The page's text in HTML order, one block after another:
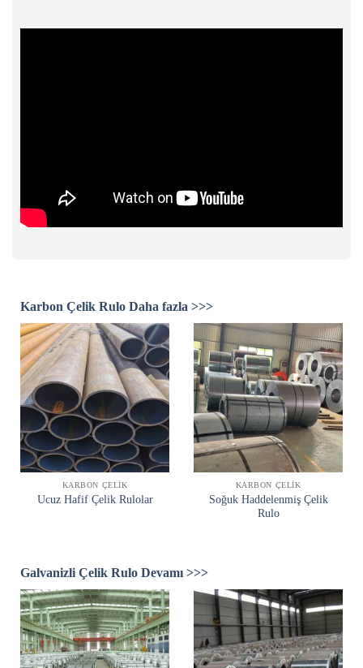
Karbon Çelik Rulo Daha fazla >>>
KARBON ÇELIK
Ucuz Hafif Çelik Rulolar
KARBON ÇELIK
Soğuk Haddelenmiş Çelik
Rulo
Galvanizli Çelik Rulo Devamı >>>